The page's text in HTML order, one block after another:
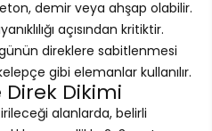
demir veya ahşap olabilir.
açısından kritiktir.
direklere sabitlenmesi
gibi elemanlar kullanılır.
Direk Dikimi
alanlarda, belirli